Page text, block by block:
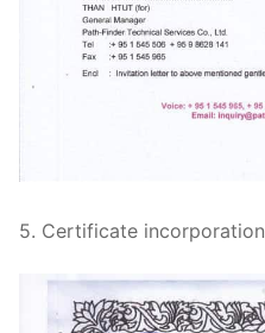
5. Certificate incorporation